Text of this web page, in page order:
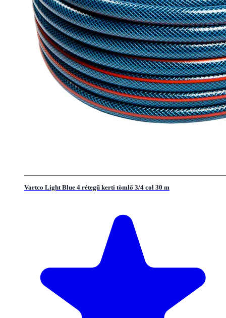
Vartco Light Blue 4 rétegű kerti tömlő 3/4 col 30 m